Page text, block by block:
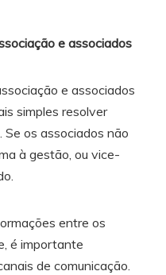
e associados
e associados
simples resolver
os associados não
à gestão, ou vice-
entre os
é importante
de comunicação.